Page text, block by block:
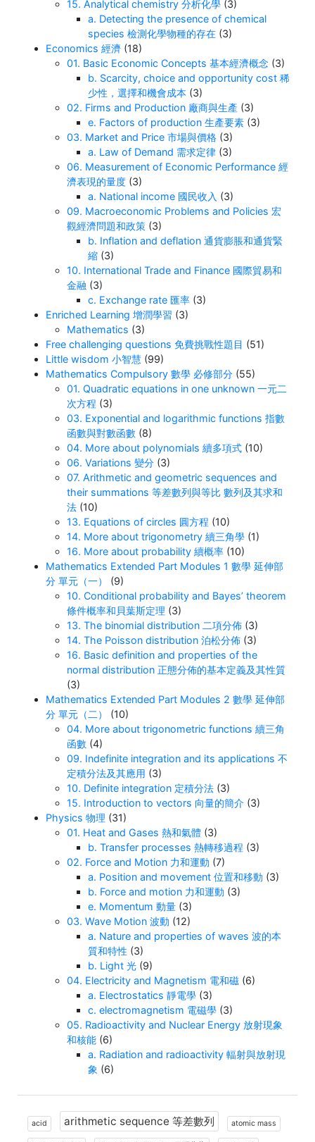
15. Analytical chemistry 分析化學 (3)
a. Detecting the presence of chemical
species 檢測化學物種的存在 (3)
Economics 經濟 (18)
01. Basic Economic Concepts 基本經濟概念 (3)
b. Scarcity, choice and opportunity cost 稀
少性，選擇和機會成本 (3)
02. Firms and Production 廠商與生產 (3)
e. Factors of production 生產要素 (3)
03. Market and Price 市場與價格 (3)
a. Law of Demand 需求定律 (3)
06. Measurement of Economic Performance 經
濟表現的量度 (3)
a. National income 國民收入 (3)
09. Macroeconomic Problems and Policies 宏
觀經濟問題和政策 (3)
b. Inflation and deflation 通貨膨脹和通貨緊
縮 (3)
10. International Trade and Finance 國際貿易和
金融 (3)
c. Exchange rate 匯率 (3)
Enriched Learning 增潤學習 (3)
Mathematics (3)
Free challenging questions 免費挑戰性題目 (51)
Little wisdom 小智慧 (99)
Mathematics Compulsory 數學 必修部分 (55)
01. Quadratic equations in one unknown 一元二
次方程 (3)
03. Exponential and logarithmic functions 指數
函數與對數函數 (8)
04. More about polynomials 續多項式 (10)
06. Variations 變分 (3)
07. Arithmetic and geometric sequences and
their summations 等差數列與等比 數列及其求和
法 (10)
13. Equations of circles 圓方程 (10)
14. More about trigonometry 續三角學 (1)
16. More about probability 續概率 (10)
Mathematics Extended Part Modules 1 數學 延伸部
分 單元（一）
(9)
10. Conditional probability and Bayes’ theorem
條件概率和貝葉斯定理 (3)
13. The binomial distribution 二項分佈 (3)
14. The Poisson distribution 泊松分佈 (3)
16. Basic definition and properties of the
normal distribution 正態分佈的基本定義及其性質
(3)
Mathematics Extended Part Modules 2 數學 延伸部
分 單元（二）
(10)
04. More about trigonometric functions 續三角
函數 (4)
09. Indefinite integration and its applications 不
定積分法及其應用 (3)
10. Definite integration 定積分法 (3)
15. Introduction to vectors 向量的簡介 (3)
Physics 物理 (31)
01. Heat and Gases 熱和氣體 (3)
b. Transfer processes 熱轉移過程 (3)
02. Force and Motion 力和運動 (7)
a. Position and movement 位置和移動 (3)
b. Force and motion 力和運動 (3)
e. Momentum 動量 (3)
03. Wave Motion 波動 (12)
a. Nature and properties of waves 波的本
質和特性 (3)
b. Light 光 (9)
04. Electricity and Magnetism 電和磁 (6)
a. Electrostatics 靜電學 (3)
c. electromagnetism 電磁學 (3)
05. Radioactivity and Nuclear Energy 放射現象
和核能 (6)
a. Radiation and radioactivity 輻射與放射現
象 (6)
acid arithmetic sequence 等差數列 atomic mass